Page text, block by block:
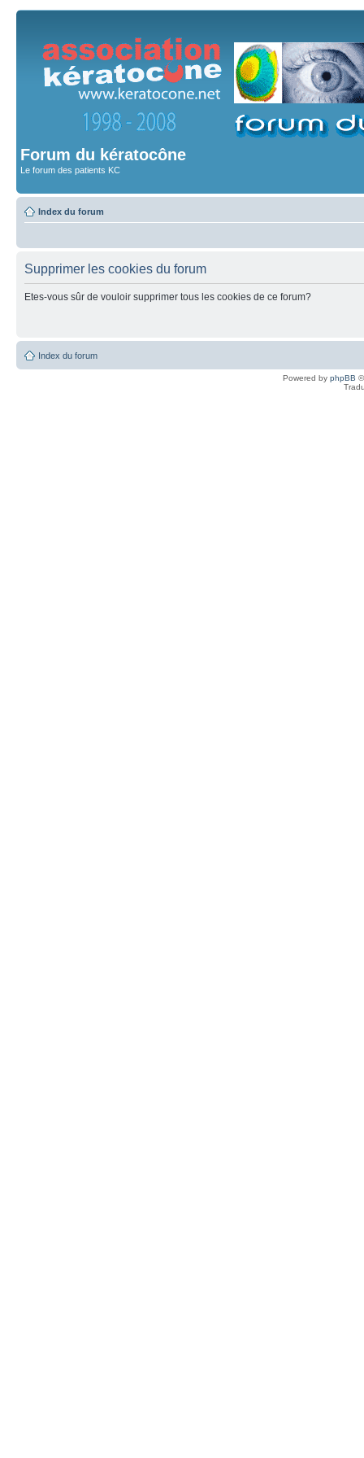
Forum du kératocône
Le forum des patients KC
Index du forum
Supprimer les cookies du forum
Etes-vous sûr de vouloir supprimer tous les cookies de ce forum?
Index du forum
Powered by phpBB